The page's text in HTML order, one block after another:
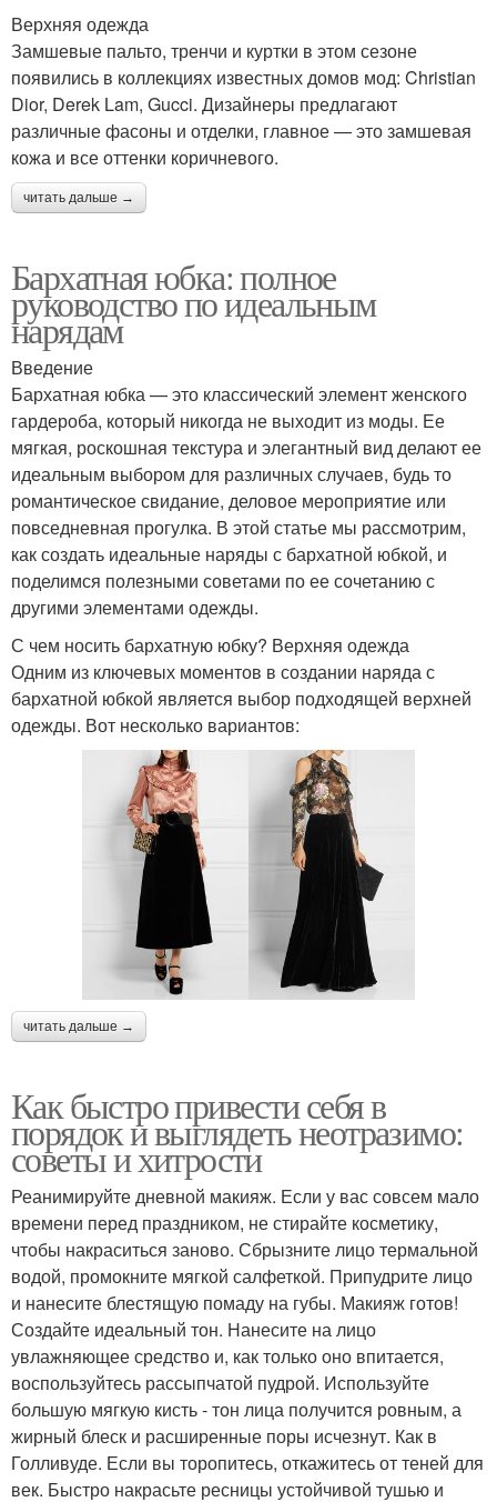
Верхняя одежда
Замшевые пальто, тренчи и куртки в этом сезоне
появились в коллекциях известных домов мод: Christian
Dior, Derek Lam, Gucci. Дизайнеры предлагают
различные фасоны и отделки, главное — это замшевая
кожа и все оттенки коричневого.
читать дальше →
Бархатная юбка: полное
руководство по идеальным
нарядам
Введение
Бархатная юбка — это классический элемент женского
гардероба, который никогда не выходит из моды. Ее
мягкая, роскошная текстура и элегантный вид делают ее
идеальным выбором для различных случаев, будь то
романтическое свидание, деловое мероприятие или
повседневная прогулка. В этой статье мы рассмотрим,
как создать идеальные наряды с бархатной юбкой, и
поделимся полезными советами по ее сочетанию с
другими элементами одежды.
С чем носить бархатную юбку? Верхняя одежда
Одним из ключевых моментов в создании наряда с
бархатной юбкой является выбор подходящей верхней
одежды. Вот несколько вариантов:
читать дальше →
Как быстро привести себя в
порядок и выглядеть неотразимо:
советы и хитрости
Реанимируйте дневной макияж. Если у вас совсем мало
времени перед праздником, не стирайте косметику,
чтобы накраситься заново. Сбрызните лицо термальной
водой, промокните мягкой салфеткой. Припудрите лицо
и нанесите блестящую помаду на губы. Макияж готов!
Создайте идеальный тон. Нанесите на лицо
увлажняющее средство и, как только оно впитается,
воспользуйтесь рассыпчатой пудрой. Используйте
большую мягкую кисть - тон лица получится ровным, а
жирный блеск и расширенные поры исчезнут. Как в
Голливуде. Если вы торопитесь, откажитесь от теней для
век. Быстро накрасьте ресницы устойчивой тушью и